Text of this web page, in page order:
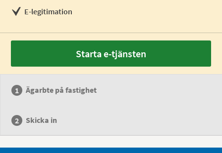
E-legitimation
Starta e-tjänsten
Ägarbte på fastighet
Skicka in